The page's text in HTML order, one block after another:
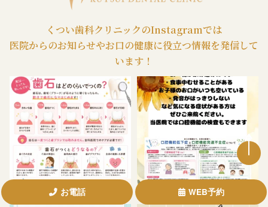
くつい歯科クリニックのInstagramでは
医院からのお知らせやお口の健康に役立つ情報を発信して
います！
お電話 WEB予約